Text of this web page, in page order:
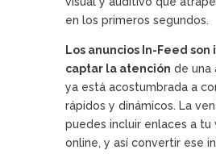
en los primeros segundos.
Los anuncios In-Feed
captar la atención de una
ya está acostumbrada a
rápidos y dinámicos. La
puedes incluir enlaces a
online, y así convertir ese